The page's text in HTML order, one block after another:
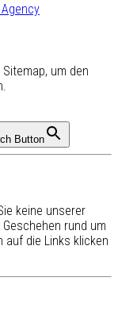
um den
Button
keine unserer
rund um
auf die Links klicken